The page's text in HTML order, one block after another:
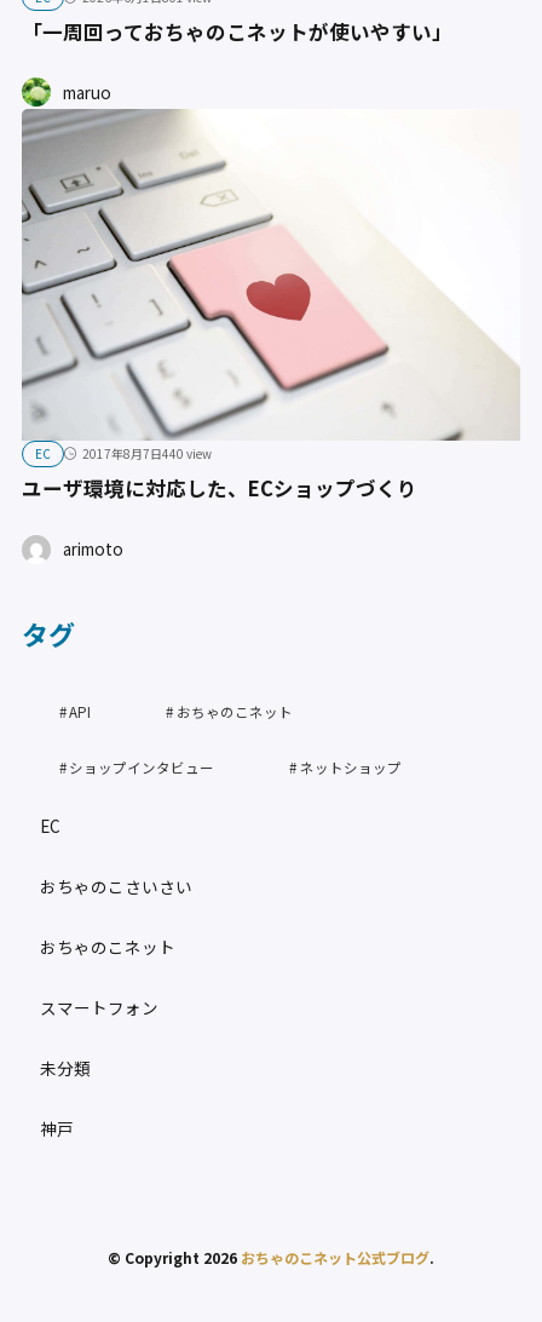
「一周回っておちゃのこネットが使いやすい」
maruo
EC 2017年8月7日440 view
ユーザ環境に対応した、ECショップづくり
arimoto
タグ
API おちゃのこネット
ショップインタビュー ネットショップ
EC
おちゃのこさいさい
おちゃのこネット
スマートフォン
未分類
神戸
© Copyright 2026 おちゃのこネット公式ブログ.